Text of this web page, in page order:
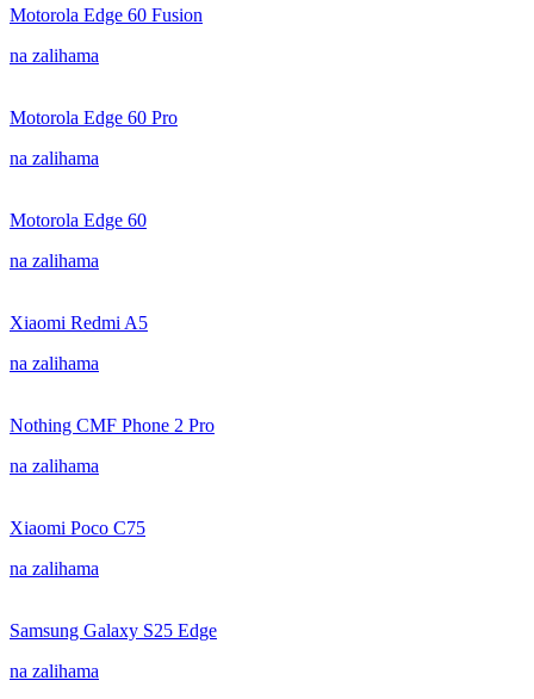
Motorola Edge 60 Fusion
na zalihama
Motorola Edge 60 Pro
na zalihama
Motorola Edge 60
na zalihama
Xiaomi Redmi A5
na zalihama
Nothing CMF Phone 2 Pro
na zalihama
Xiaomi Poco C75
na zalihama
Samsung Galaxy S25 Edge
na zalihama